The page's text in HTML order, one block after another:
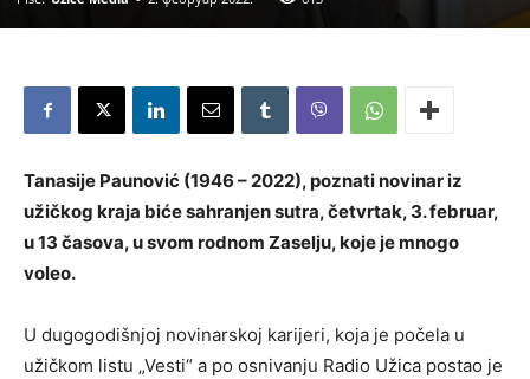
Tanasije Paunović (1946 – 2022), poznati novinar iz
užičkog kraja biće sahranjen sutra, četvrtak, 3. februar,
u 13 časova, u svom rodnom Zaselju, koje je mnogo
voleo.
U dugogodišnjoj novinarskoj karijeri, koja je počela u
užičkom listu „Vesti“ a po osnivanju Radio Užica postao je